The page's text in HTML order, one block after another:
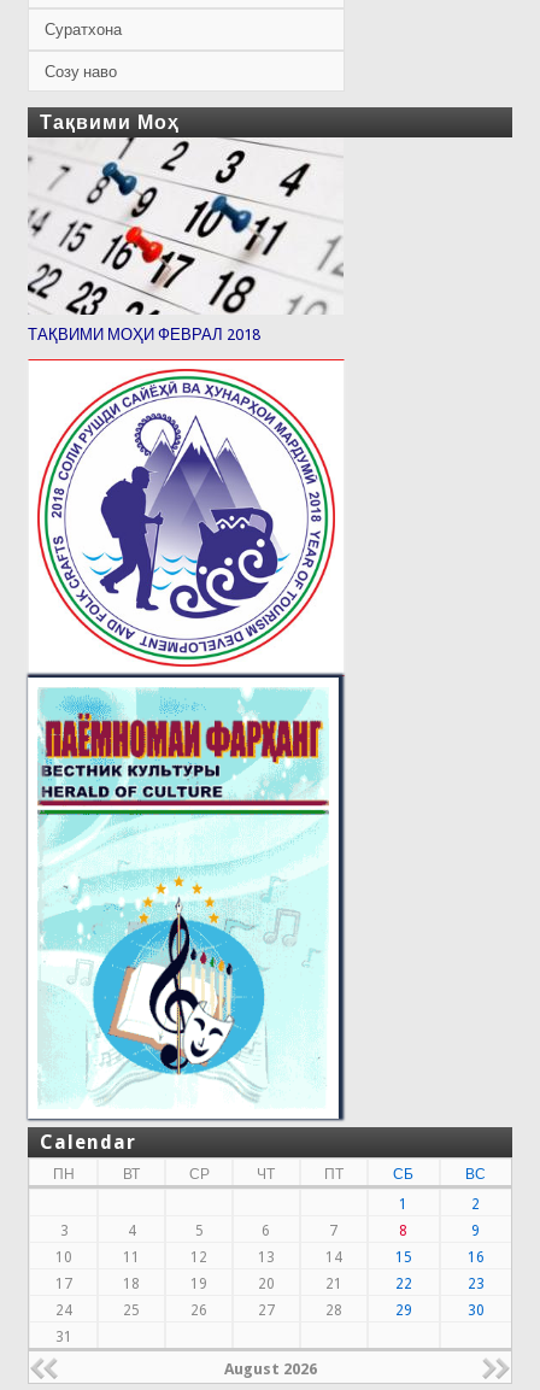
Суратхона
Созу наво
Тақвими Моҳ
ТАҚВИМИ МОҲИ ФЕВРАЛ 2018
Calendar
ПН ВТ СР ЧТ ПТ СБ
ВС
1
2
3
4 5 6 7 8
9
10
11 12 13 14 15
16
17
18 19 20 21 22
23
24
25 26 27 28 29
30
31
August 2026